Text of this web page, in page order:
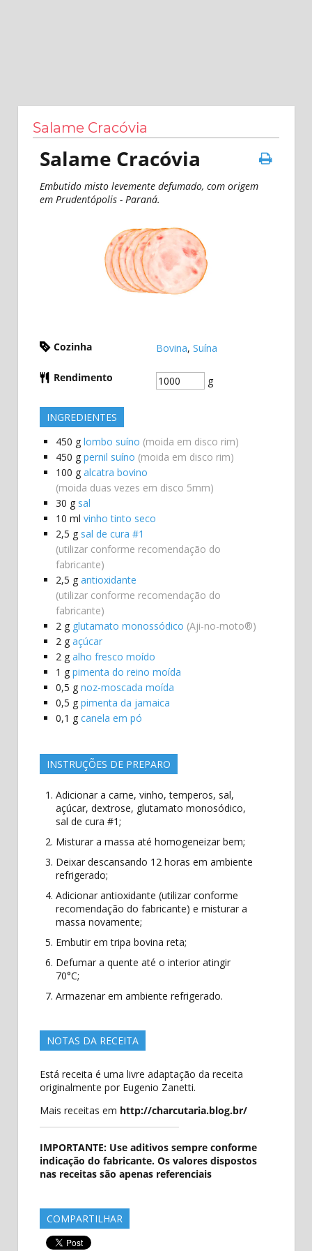
Salame Cracóvia
Salame Cracóvia
Embutido misto levemente defumado, com origem
em Prudentópolis - Paraná.
Cozinha Bovina, Suína
Rendimento g
INGREDIENTES
450 g lombo suíno (moida em disco rim)
450 g pernil suíno (moida em disco rim)
100 g alcatra bovino
(moida duas vezes em disco 5mm)
30 g sal
10 ml vinho tinto seco
2,5 g sal de cura #1
(utilizar conforme recomendação do
fabricante)
2,5 g antioxidante
(utilizar conforme recomendação do
fabricante)
2 g glutamato monossódico (Aji-no-moto®)
2 g açúcar
2 g alho fresco moído
1 g pimenta do reino moída
0,5 g noz-moscada moída
0,5 g pimenta da jamaica
0,1 g canela em pó
INSTRUÇÕES DE PREPARO
Adicionar a carne, vinho, temperos, sal,
açúcar, dextrose, glutamato monosódico,
sal de cura #1;
Misturar a massa até homogeneizar bem;
Deixar descansando 12 horas em ambiente
refrigerado;
Adicionar antioxidante (utilizar conforme
recomendação do fabricante) e misturar a
massa novamente;
Embutir em tripa bovina reta;
Defumar a quente até o interior atingir
70°C;
Armazenar em ambiente refrigerado.
NOTAS DA RECEITA
Está receita é uma livre adaptação da receita
originalmente por Eugenio Zanetti.
Mais receitas em http://charcutaria.blog.br/
IMPORTANTE: Use aditivos sempre conforme
indicação do fabricante. Os valores dispostos
nas receitas são apenas referenciais
COMPARTILHAR